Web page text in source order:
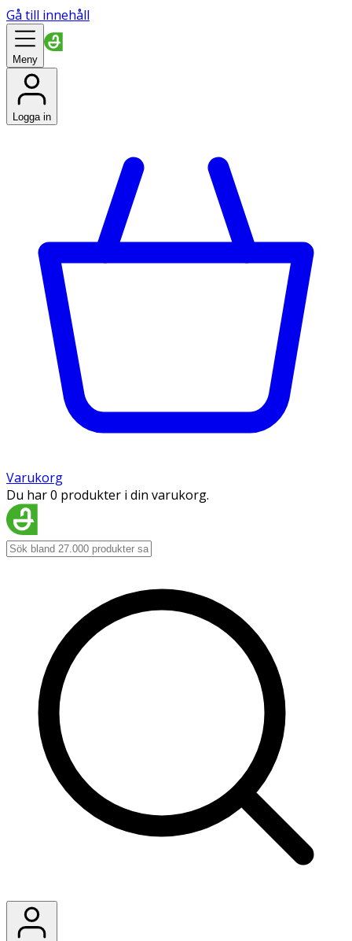
Gå till innehåll
Meny
Logga in
Varukorg
Du har 0 produkter i din varukorg.